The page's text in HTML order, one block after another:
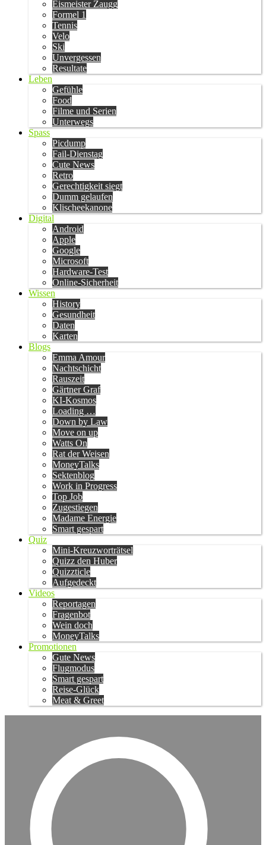
Eismeister Zaugg
Formel 1
Tennis
Velo
Ski
Unvergessen
Resultate
Leben
Gefühle
Food
Filme und Serien
Unterwegs
Spass
Picdump
Fail-Dienstag
Cute News
Retro
Gerechtigkeit siegt
Dumm gelaufen
Klischeekanone
Digital
Android
Apple
Google
Microsoft
Hardware-Test
Online-Sicherheit
Wissen
History
Gesundheit
Daten
Karten
Blogs
Emma Amour
Nachtschicht
Rauszeit
Gärtner Graf
KI-Kosmos
Loading …
Down by Law
Move on up
Watts On
Rat der Weisen
MoneyTalks
Sektenblog
Work in Progress
Top Job
Zugestiegen
Madame Energie
Smart gespart
Quiz
Mini-Kreuzworträtsel
Quizz den Huber
Quizzticle
Aufgedeckt
Videos
Reportagen
Fragenbot
Wein doch
MoneyTalks
Promotionen
Gute News
Flugmodus
Smart gespart
Reise-Glück
Meat & Greet